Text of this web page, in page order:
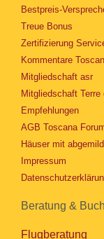
Bestpreis-
Treue Bonus
Zertifizierung
Kommentare
Mitgliedschaft asr
Mitgliedschaft Terre
Empfehlungen
AGB Toscana
Häuser mit
Impressum
Beratung &
Flugberatung